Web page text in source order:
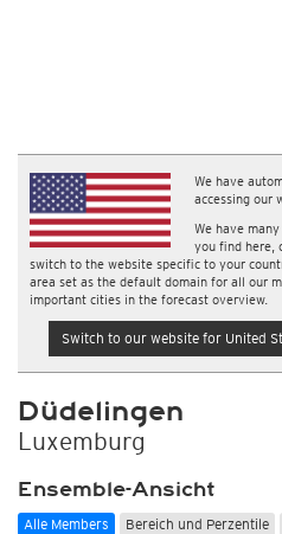
We have
accessing our
We have
you find here,
switch to the website specific to your
area set as the default domain for all our
important cities in the forecast overview.
Switch to our website for United
Düdelingen
Luxemburg
Ensemble-Ansicht
Alle Members Bereich und Perzentile